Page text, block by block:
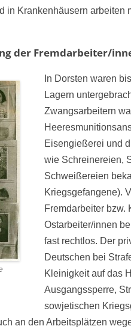
in Krankenhäusern arbeiten
der Fremdarbeiter/
In Dorsten waren
Lagern
Zwangsarbeitern
Eisengießerei und
wie Schreinereien,
Schweißereien
Kriegsgefangene).
Fremdarbeiter bzw.
Ostarbeiter/innen
fast rechtlos. Der
Deutschen bei
Kleinigkeit auf das
Ausgangssperre,
sowjetischen
an den Arbeitsplätzen